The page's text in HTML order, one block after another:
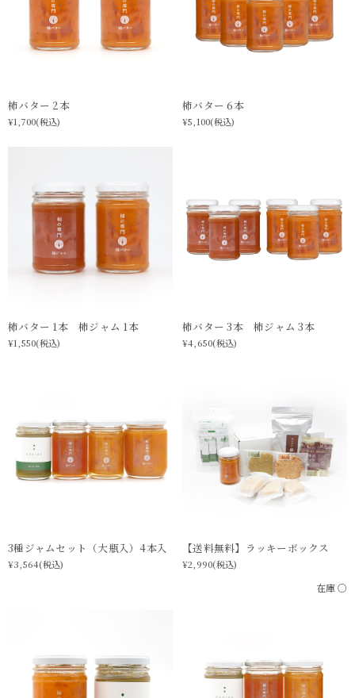
柿バター 2本
¥1,700(税込)
柿バター 6本
¥5,100(税込)
柿バター 1本 柿ジャム 1本
¥1,550(税込)
柿バター 3本 柿ジャム 3本
¥4,650(税込)
3種ジャムセット（大瓶入）4本入
¥3,564(税込)
【送料無料】ラッキーボックス
¥2,990(税込)
在庫 ○